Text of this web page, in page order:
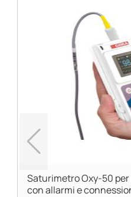
Saturimetro Oxy-50
con allarmi e